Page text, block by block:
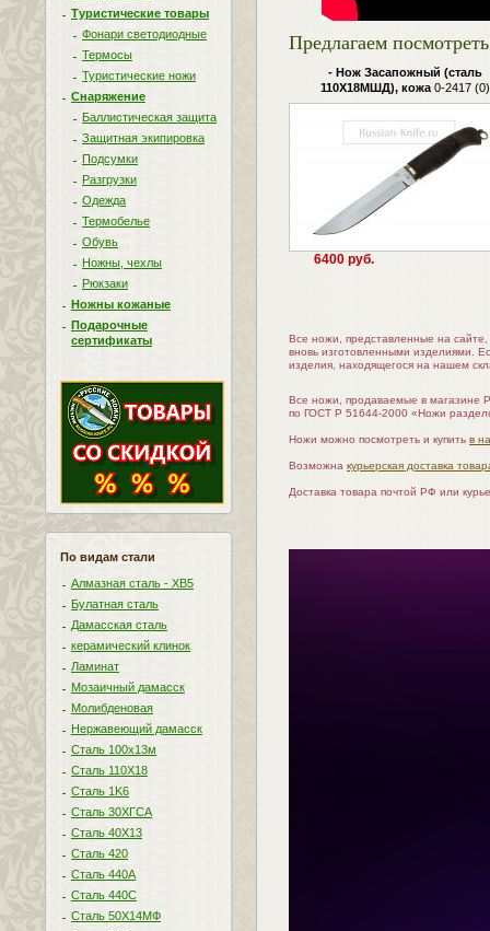
Туристические товары
Фонари светодиодные
Термосы
Туристические ножи
Снаряжение
Баллистическая защита
Защитная экипировка
Подсумки
Разгрузки
Одежда
Термобелье
Обувь
Ножны, чехлы
Рюкзаки
Ножны кожаные
Подарочные
сертификаты
По видам стали
Алмазная сталь - ХВ5
Булатная сталь
Дамасская сталь
керамический клинок
Ламинат
Мозаичный дамасск
Молибденовая
Нержавеющий дамасск
Сталь 100х13м
Сталь 110Х18
Сталь 1K6
Сталь 30ХГСА
Сталь 40Х13
Сталь 420
Сталь 440A
Сталь 440С
Сталь 50Х14МФ
Предлагаем
- Нож Засапожный (сталь
110Х18МШД), кожа0-2417 (0)
6400 руб.
Все ножи, представленные на
вновь изготовленными изделиями.
изделия, находящегося на нашем
Все ножи, продаваемые в магазине
по ГОСТ Р 51644-2000 «Ножи
Ножи можно посмотреть и купить в
Возможна курьерская доставка
Доставка товара почтой РФ или